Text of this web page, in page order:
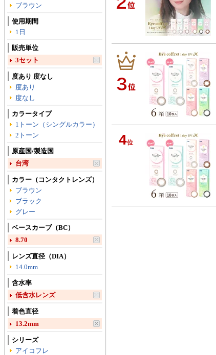
4位
ブラウン
使用期間
1日
販売単位
3セット
度あり 度なし
度あり
度なし
カラータイプ
1トーン（シングルカラー）
2トーン
原産国/製造国
台湾
カラー（コンタクトレンズ）
ブラウン
ブラック
グレー
ベースカーブ（BC）
8.70
レンズ直径（DIA）
14.0mm
含水率
低含水レンズ
着色直径
13.2mm
シリーズ
アイコフレ